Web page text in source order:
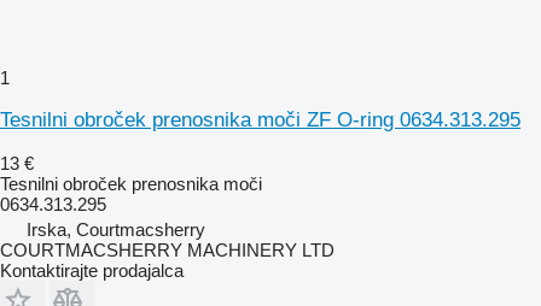
1
Tesnilni obroček prenosnika moči ZF O-ring 0634.313.295
13 €
Tesnilni obroček prenosnika moči
0634.313.295
Irska, Courtmacsherry
COURTMACSHERRY MACHINERY LTD
Kontaktirajte prodajalca